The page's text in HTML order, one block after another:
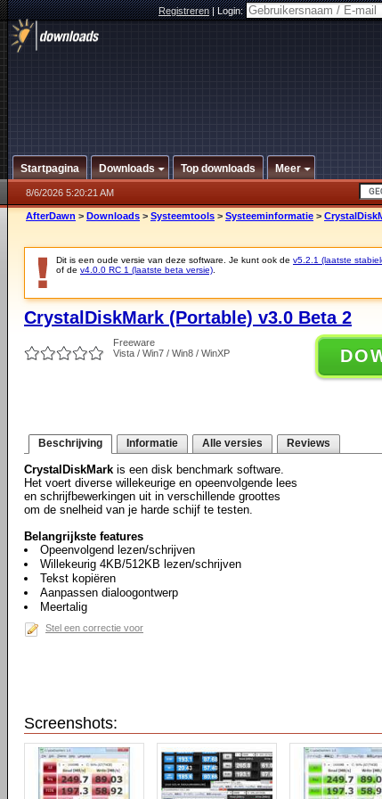
Registreren|Login:
Startpagina Downloads Top downloads Meer
8/6/2026 5:20:21 AM
AfterDawn > Downloads > Systeemtools > Systeeminformatie >
Dit is een oude versie van deze software. Je kunt ook de v5.2.1 (laatste
of de v4.0.0 RC 1 (laatste beta versie)
CrystalDiskMark (Portable) v3.0 Beta 2
Freeware
Vista / Win7 / Win8 / WinXP
Beschrijving Informatie Alle versies Reviews
CrystalDiskMark is een disk benchmark software.
Het voert diverse willekeurige en opeenvolgende lees
en schrijfbewerkingen uit in verschillende groottes
om de snelheid van je harde schijf te testen.
Belangrijkste features
Opeenvolgend lezen/schrijven
Willekeurig 4KB/512KB lezen/schrijven
Tekst kopiëren
Aanpassen dialoogontwerp
Meertalig
Stel een correctie voor
Screenshots: